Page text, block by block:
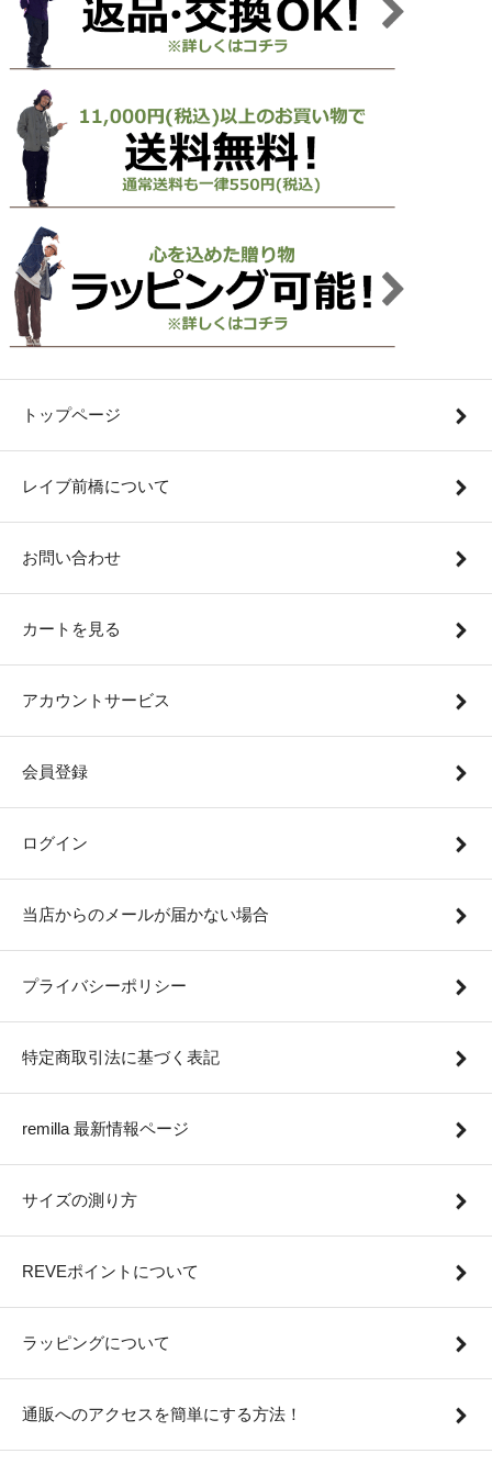
トップページ
レイブ前橋について
お問い合わせ
カートを見る
アカウントサービス
会員登録
ログイン
当店からのメールが届かない場合
プライバシーポリシー
特定商取引法に基づく表記
remilla 最新情報ページ
サイズの測り方
REVEポイントについて
ラッピングについて
通販へのアクセスを簡単にする方法！